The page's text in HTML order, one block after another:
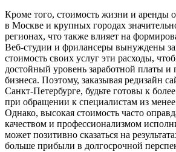
Кроме того, стоимость жизни и
в Москве и крупных городах
регионах, что также влияет на
Веб-студии и фрилансеры вынуждены
стоимость своих услуг эти расходы,
достойный уровень заработной платы и
бизнеса. Поэтому, заказывая редизайн
Санкт-Петербурге, будьте готовы к
при обращении к специалистам из
Однако, высокая стоимость часто
качеством и профессионализмом
может позитивно сказаться на
больше прибыли в долгосрочной